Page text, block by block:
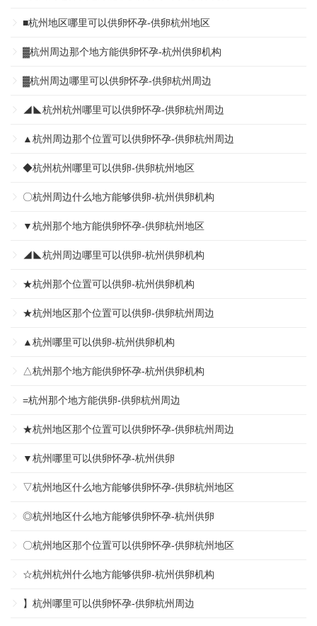
■杭州地区哪里可以供卵怀孕-供卵杭州地区
▓杭州周边那个地方能供卵怀孕-杭州供卵机构
▓杭州周边哪里可以供卵怀孕-供卵杭州周边
◢◣杭州杭州哪里可以供卵怀孕-供卵杭州周边
▲杭州周边那个位置可以供卵怀孕-供卵杭州周边
◆杭州杭州哪里可以供卵-供卵杭州地区
〇杭州周边什么地方能够供卵-杭州供卵机构
▼杭州那个地方能供卵怀孕-供卵杭州地区
◢◣杭州周边哪里可以供卵-杭州供卵机构
★杭州那个位置可以供卵-杭州供卵机构
★杭州地区那个位置可以供卵-供卵杭州周边
▲杭州哪里可以供卵-杭州供卵机构
△杭州那个地方能供卵怀孕-杭州供卵机构
=杭州那个地方能供卵-供卵杭州周边
★杭州地区那个位置可以供卵怀孕-供卵杭州周边
▼杭州哪里可以供卵怀孕-杭州供卵
▽杭州地区什么地方能够供卵怀孕-供卵杭州地区
◎杭州地区什么地方能够供卵怀孕-杭州供卵
〇杭州地区那个位置可以供卵怀孕-供卵杭州地区
☆杭州杭州什么地方能够供卵-杭州供卵机构
】杭州哪里可以供卵怀孕-供卵杭州周边